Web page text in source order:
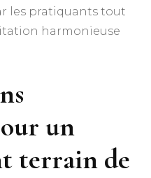
les pratiquants tout
harmonieuse
un
terrain de